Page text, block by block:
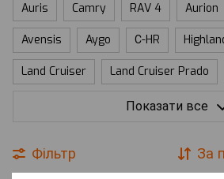
Auris Camry RAV 4 Aurion
Avensis Aygo С-HR
Land Cruiser Land Cruiser Prado
Sequoia
Показати все
Фільтр За